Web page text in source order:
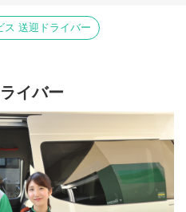
ス 送迎ドライバー
イバー